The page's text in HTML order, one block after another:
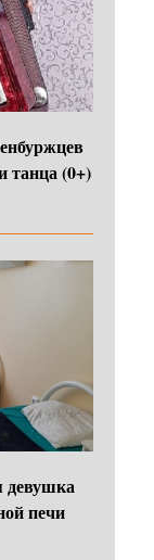
танца (0+)
девушка
печи